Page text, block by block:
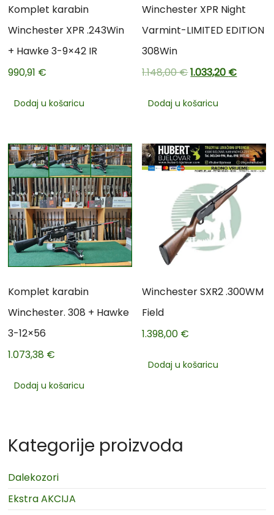
Komplet karabin
Winchester XPR .243Win
+ Hawke 3-9×42 IR
990,91 €
Dodaj u košaricu
Winchester XPR Night
Varmint-LIMITED EDITION
308Win
1.148,00€1.033,20 €
Dodaj u košaricu
Komplet karabin
Winchester. 308 + Hawke
3-12×56
1.073,38 €
Dodaj u košaricu
Winchester SXR2 .300WM
Field
1.398,00 €
Dodaj u košaricu
Kategorije proizvoda
Dalekozori
Ekstra AKCIJA